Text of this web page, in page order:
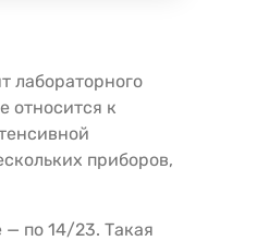
лабораторного
относится к
приборов,
по 14/23. Такая